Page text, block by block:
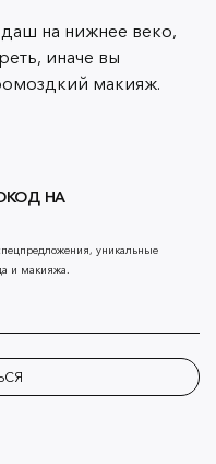
на нижнее веко,
иначе вы
макияж.
НА
уникальные
и макияжа.